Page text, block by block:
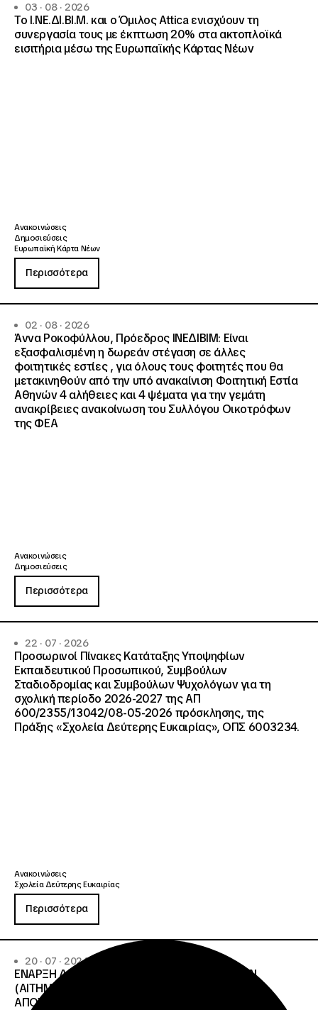
03 · 08 · 2026
Το Ι.ΝΕ.ΔΙ.ΒΙ.Μ. και o Όμιλος Attica ενισχύουν τη
συνεργασία τους με έκπτωση 20% στα ακτοπλοϊκά
εισιτήρια μέσω της Ευρωπαϊκής Κάρτας Νέων
Ανακοινώσεις
Δημοσιεύσεις
Ευρωπαϊκή Κάρτα Νέων
Περισσότερα
02 · 08 · 2026
Άννα Ροκοφύλλου, Πρόεδρος ΙΝΕΔΙΒΙΜ: Είναι
εξασφαλισμένη η δωρεάν στέγαση σε άλλες
φοιτητικές εστίες , για όλους τους φοιτητές που θα
μετακινηθούν από την υπό ανακαίνιση Φοιτητική Εστία
Αθηνών 4 αλήθειες και 4 ψέματα για την γεμάτη
ανακρίβειες ανακοίνωση του Συλλόγου Οικοτρόφων
της ΦΕΑ
Ανακοινώσεις
Δημοσιεύσεις
Περισσότερα
22 · 07 · 2026
Προσωρινοί Πίνακες Κατάταξης Υποψηφίων
Εκπαιδευτικού Προσωπικού, Συμβούλων
Σταδιοδρομίας και Συμβούλων Ψυχολόγων για τη
σχολική περίοδο 2026-2027 της ΑΠ
600/2355/13042/08-05-2026 πρόσκλησης, της
Πράξης «Σχολεία Δεύτερης Ευκαιρίας», ΟΠΣ 6003234.
Ανακοινώσεις
Σχολεία Δεύτερης Ευκαιρίας
Περισσότερα
20 · 07 · 2026
ΕΝΑΡΞΗ ΔΙΑΔΙΚΑΣΙΑΣ ΥΠΟΒΟΛΗΣ ΕΝΣΤΑΣΕΩΝ
(ΑΙΤΗΜΑΤΩΝ ΕΠΑΝΕΛΕΓΧΟΥ) ΕΠΙ ΤΩΝ
ΑΠΟΤΕΛΕΣΜΑΤΩΝ ΤΟΥ ΔΙΟΙΚΗΤΙΚΟΥ ΕΛΕΓΧΟΥ ΤΟΥ